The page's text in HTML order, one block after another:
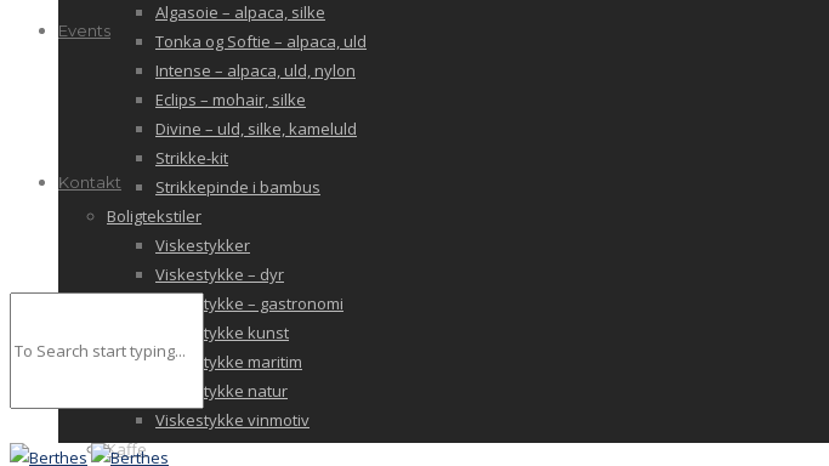
Algasoie – alpaca, silke
Tonka og Softie – alpaca, uld
Intense – alpaca, uld, nylon
Eclips – mohair, silke
Divine – uld, silke, kameluld
Strikke-kit
Strikkepinde i bambus
Boligtekstiler
Viskestykker
Viskestykke – dyr
Viskestykke – gastronomi
Viskestykke kunst
Viskestykke maritim
Viskestykke natur
Viskestykke vinmotiv
Kaffe
Events
Kontakt